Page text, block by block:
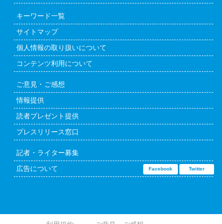
キーワード一覧
サイトマップ
個人情報の取り扱いについて
コンテンツ利用について
ご意見・ご感想
情報提供
読者プレゼント提供
プレスリリース窓口
記者・ライター募集
広告について
Facebook Twitter